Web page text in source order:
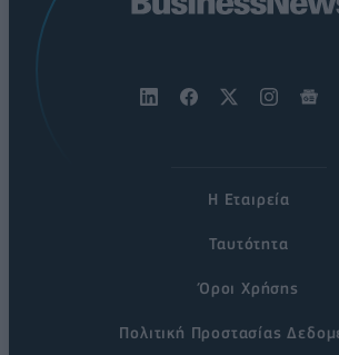
Η Εταιρεία
Ταυτότητα
Όροι Χρήσης
Πολιτική Προστασίας